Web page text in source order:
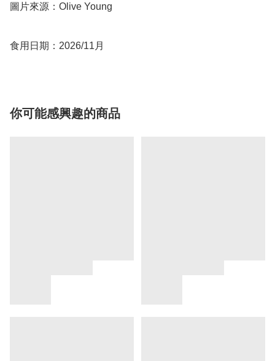
圖片來源：Olive Young
食用日期：2026/11月
你可能感興趣的商品